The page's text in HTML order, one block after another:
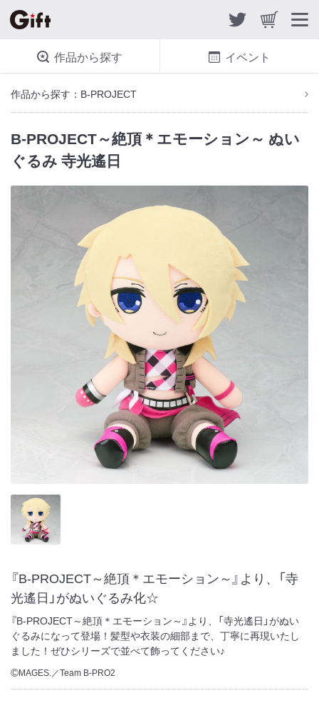
作品から探す イベント
作品から探す：B-PROJECT
B-PROJECT～絶頂＊エモーション～ ぬい
ぐるみ 寺光遙日
『B-PROJECT～絶頂＊エモーション～』より、「寺
光遙日」がぬいぐるみ化☆
『B-PROJECT～絶頂＊エモーション～』より、「寺光遙日」がぬい
ぐるみになって登場！髪型や衣装の細部まで、丁寧に再現いたし
ました！ぜひシリーズで並べて飾ってください♪
©MAGES.／Team B-PRO2